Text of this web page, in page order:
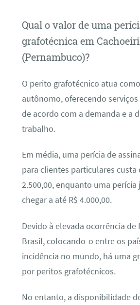
Qual o valor de uma
grafotécnica em
(Pernambuco)?
O perito grafotécnico atua
autônomo, oferecendo
de acordo com a demanda e a
trabalho.
Em média, uma perícia de
para clientes particulares custa
2.500,00, enquanto uma
chegar a até R$ 4.000,00.
Devido à elevada ocorrência de
Brasil, colocando-o entre os
incidência no mundo, há uma
por peritos grafotécnicos.
No entanto, a disponibilidade